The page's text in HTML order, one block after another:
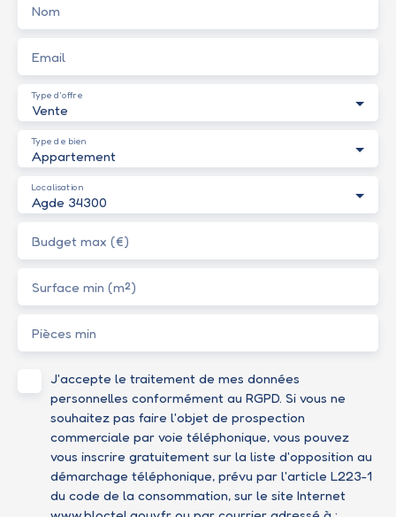
Nom
Email
Vente
Type d'offre
Appartement
Type de bien
Agde 34300
Localisation
Budget max (€)
Surface min (m²)
Pièces min
J'accepte le traitement de mes données
personnelles conformément au RGPD. Si vous ne
souhaitez pas faire l'objet de prospection
commerciale par voie téléphonique, vous pouvez
vous inscrire gratuitement sur la liste d'opposition au
démarchage téléphonique, prévu par l'article L223-1
du code de la consommation, sur le site Internet